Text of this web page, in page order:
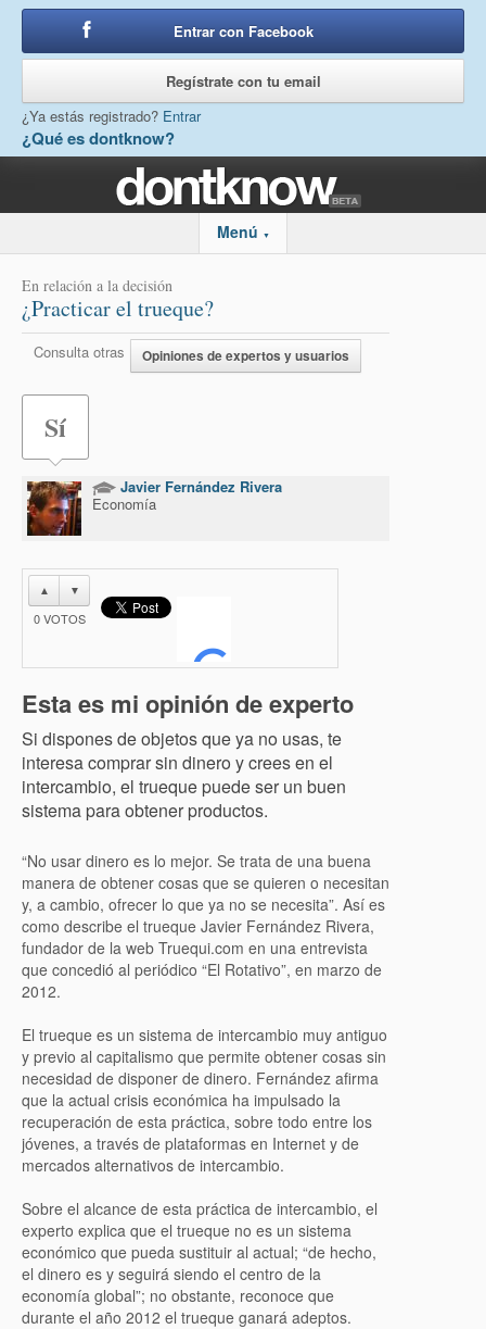
¿Qué es dontknow?
Entrar con Facebook
Regístrate con tu email
¿Ya estás registrado? Entrar
Menú ▼
En relación a la decisión
¿Practicar el trueque?
Consulta otras Opiniones de expertos y usuarios
Sí
Javier Fernández Rivera
Economía
▲ ▼
0VOTOS
Esta es mi opinión de experto
Si dispones de objetos que ya no usas, te
interesa comprar sin dinero y crees en el
intercambio, el trueque puede ser un buen
sistema para obtener productos.
“No usar dinero es lo mejor. Se trata de una buena
manera de obtener cosas que se quieren o necesitan
y, a cambio, ofrecer lo que ya no se necesita”. Así es
como describe el trueque Javier Fernández Rivera,
fundador de la web Truequi.com en una entrevista
que concedió al periódico “El Rotativo”, en marzo de
2012.
El trueque es un sistema de intercambio muy antiguo
y previo al capitalismo que permite obtener cosas sin
necesidad de disponer de dinero. Fernández afirma
que la actual crisis económica ha impulsado la
recuperación de esta práctica, sobre todo entre los
jóvenes, a través de plataformas en Internet y de
mercados alternativos de intercambio.
Sobre el alcance de esta práctica de intercambio, el
experto explica que el trueque no es un sistema
económico que pueda sustituir al actual; “de hecho,
el dinero es y seguirá siendo el centro de la
economía global”; no obstante, reconoce que
durante el año 2012 el trueque ganará adeptos.